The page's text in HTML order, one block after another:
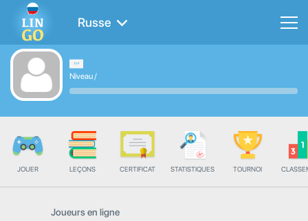
Russe
Niveau/
JOUER LEÇONS CERTIFICAT STATISTIQUES TOURNOI
Joueurs en ligne